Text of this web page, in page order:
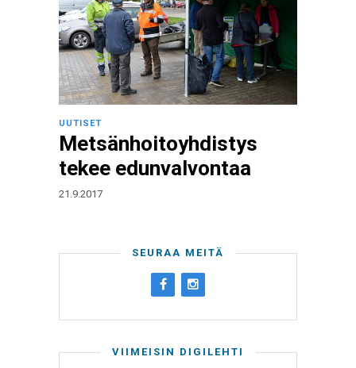
UUTISET
Metsänhoitoyhdistys
tekee edunvalvontaa
21.9.2017
SEURAA MEITÄ
VIIMEISIN DIGILEHTI